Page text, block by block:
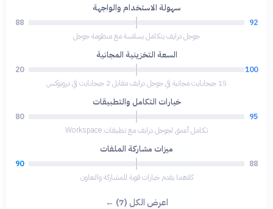
سهولة الاستخدام والواجهة
92
88
جوجل درايف يتكامل بسلاسة مع منظومة جوجل
السعة التخزينية المجانية
100
20
15 جيجابايت مجانية في جوجل درايف مقابل 2 جيجابايت في دروبوكس
خيارات التكامل والتطبيقات
95
80
تكامل أعمق لجوجل درايف مع تطبيقات Workspace
ميزات مشاركة الملفات
88
90
كلاهما يقدم خيارات قوية للمشاركة والتعاون
اعرض الكل (7) ←